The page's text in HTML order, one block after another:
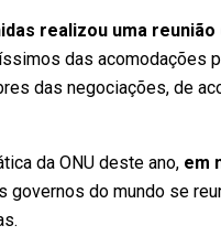
realizou uma
das acomodações
das negociações, de
da ONU deste ano, em
governos do mundo se